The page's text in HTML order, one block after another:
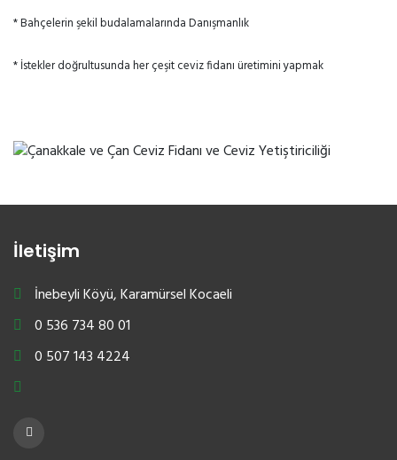
* Bahçelerin şekil budalamalarında Danışmanlık
* İstekler doğrultusunda her çeşit ceviz fidanı üretimini yapmak
İletişim
İnebeyli Köyü, Karamürsel Kocaeli
0 536 734 80 01
0 507 143 4224